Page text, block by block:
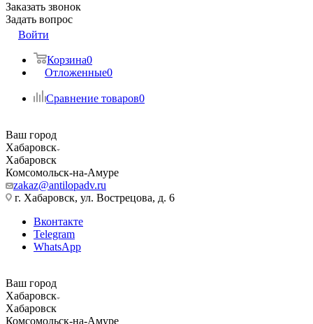
Заказать звонок
Задать вопрос
Войти
Корзина0
Отложенные0
Сравнение товаров0
Ваш город
Хабаровск
Хабаровск
Комсомольск-на-Амуре
zakaz@antilopadv.ru
г. Хабаровск, ул. Вострецова, д. 6
Вконтакте
Telegram
WhatsApp
Ваш город
Хабаровск
Хабаровск
Комсомольск-на-Амуре